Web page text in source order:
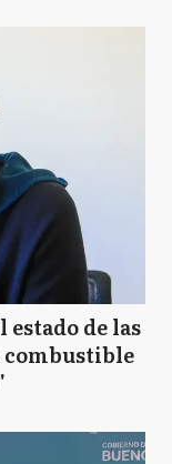
de las
combustible